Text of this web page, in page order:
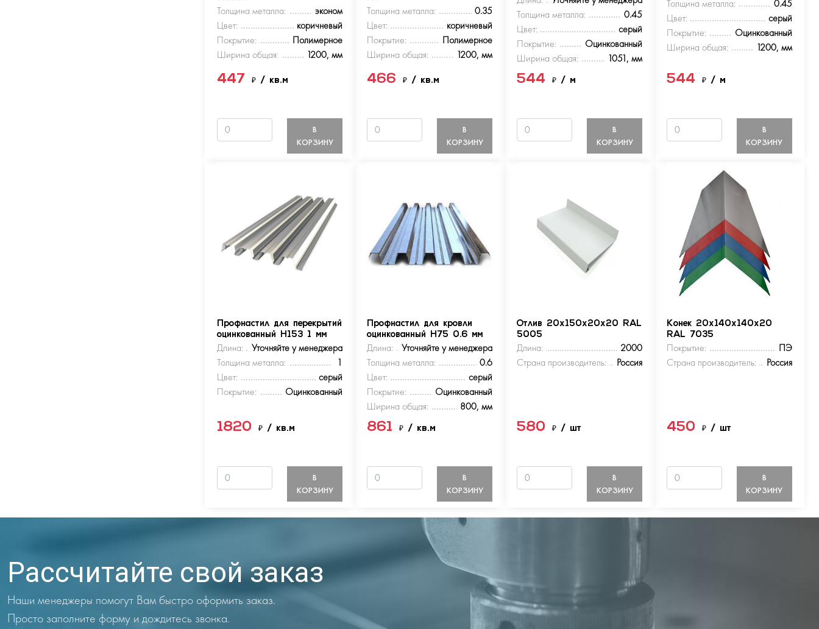
Толщина металла:
эконом
Цвет:
коричневый
Покрытие:
Полимерное
Ширина общая:
1200, мм
447₽/ кв.м
В
КОРЗИНУ
Толщина металла:
0.35
Цвет:
коричневый
Покрытие:
Полимерное
Ширина общая:
1200, мм
466₽/ кв.м
В
КОРЗИНУ
Толщина металла:
0.45
Цвет:
серый
Покрытие:
Оцинкованный
Ширина общая:
1051, мм
544₽/ м
В
КОРЗИНУ
Толщина металла:
0.45
Цвет:
серый
Покрытие:
Оцинкованный
Ширина общая:
1200, мм
544 ₽ / м
В
КОРЗИНУ
Профнастил для перекрытий
оцинкованный Н153 1 мм
Длина:
Уточняйте у менеджера
Толщина металла:
1
Цвет:
серый
Покрытие:
Оцинкованный
1820₽/ кв.м
В
КОРЗИНУ
Профнастил для кровли
оцинкованный Н75 0.6 мм
Длина:
Уточняйте у менеджера
Толщина металла:
0.6
Цвет:
серый
Покрытие:
Оцинкованный
Ширина общая:
800, мм
861₽/ кв.м
В
КОРЗИНУ
Отлив 20х150х20х20 RAL
5005
Длина:
2000
Страна производитель:
Россия
580₽/ шт
В
КОРЗИНУ
Конек 20х140х140х20
RAL 7035
Покрытие:
ПЭ
Страна производитель:
Россия
450 ₽ / шт
В
КОРЗИНУ
Рассчитайте свой заказ
Наши менеджеры помогут Вам быстро оформить заказ.
Просто заполните форму и дождитесь звонка.